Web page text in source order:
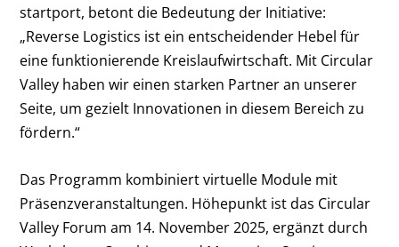
startport, betont die Bedeutung der Initiative:
„Reverse Logistics ist ein entscheidender Hebel für
eine funktionierende Kreislaufwirtschaft. Mit Circular
Valley haben wir einen starken Partner an unserer
Seite, um gezielt Innovationen in diesem Bereich zu
fördern.“
Das Programm kombiniert virtuelle Module mit
Präsenzveranstaltungen. Höhepunkt ist das Circular
Valley Forum am 14. November 2025, ergänzt durch